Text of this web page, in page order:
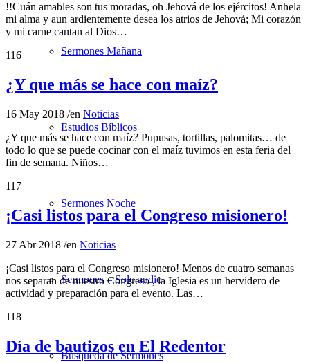
Sermones Mañana
Estudios Bíblicos
Sermones Noche
Sermones – Solo audio
Búsqueda de Sermones
!!Cuán amables son tus moradas, oh Jehová de los ejércitos! Anhela
mi alma y aun ardientemente desea los atrios de Jehová; Mi corazón
y mi carne cantan al Dios…
116
¿Y que más se hace con maíz?
16 May 2018 /en Noticias
¿Y que más se hace con maíz? Pupusas, tortillas, palomitas… de
todo lo que se puede cocinar con el maíz tuvimos en esta feria del
fin de semana. Niños…
117
¡Casi listos para el Congreso misionero!
27 Abr 2018 /en Noticias
¡Casi listos para el Congreso misionero! Menos de cuatro semanas
nos separan de nuestro Congreso , la Iglesia es un hervidero de
actividad y preparación para el evento. Las…
118
Día de bautizos en El Redentor